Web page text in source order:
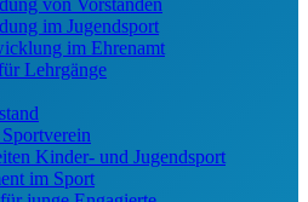
von Vorständen
im Jugendsport
im Ehrenamt
Lehrgänge
Kinder- und Jugendsport
im Sport